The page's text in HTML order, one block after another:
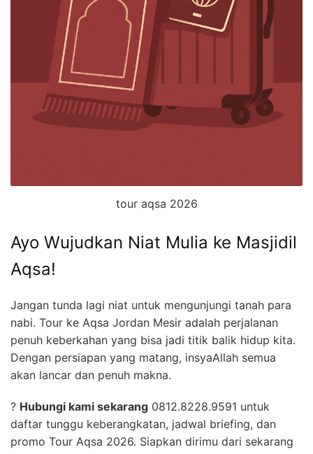
tour aqsa 2026
Ayo Wujudkan Niat Mulia ke Masjidil
Aqsa!
Jangan tunda lagi niat untuk mengunjungi tanah para
nabi. Tour ke Aqsa Jordan Mesir adalah perjalanan
penuh keberkahan yang bisa jadi titik balik hidup kita.
Dengan persiapan yang matang, insyaAllah semua
akan lancar dan penuh makna.
? Hubungi kami sekarang 0812.8228.9591 untuk
daftar tunggu keberangkatan, jadwal briefing, dan
promo Tour Aqsa 2026. Siapkan dirimu dari sekarang